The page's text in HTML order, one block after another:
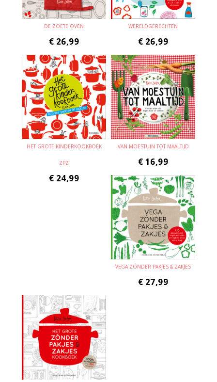
DE ZOETE OVEN
€ 26,99
WERELDGERECHTEN
€ 26,99
HET GROTE KINDERKOOKBOEK
ZPZ
€ 24,99
VAN MOESTUIN TOT MAALTIJD
€ 16,99
VEGA ZÓNDER PAKJES & ZAKJES
€ 27,99